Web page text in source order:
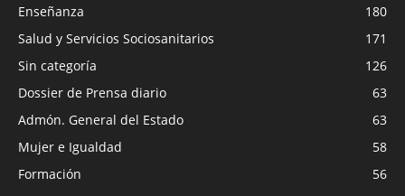
Enseñanza
180
Salud y Servicios Sociosanitarios
171
Sin categoría
126
Dossier de Prensa diario
63
Admón. General del Estado
63
Mujer e Igualdad
58
Formación
56